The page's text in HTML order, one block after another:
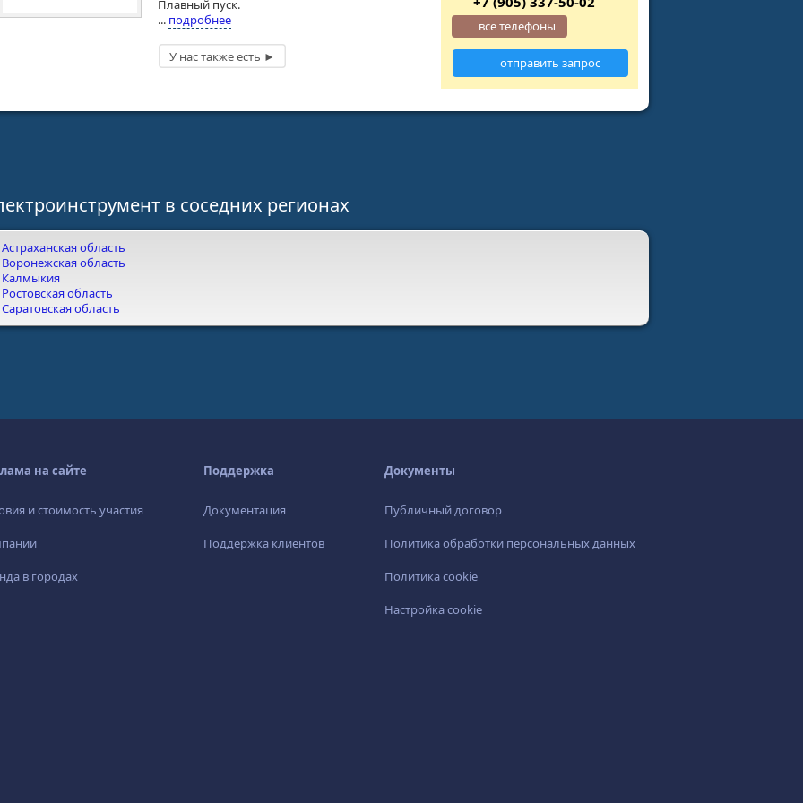
Плавный пуск.
... подробнее все телефоны
отправить запрос
в соседних регионах
Астраханская область
Воронежская область
Калмыкия
Ростовская область
Саратовская область
на сайте
и стоимость участия
в городах
Поддержка
Документация
Поддержка клиентов
Документы
Публичный договор
Политика обработки персональных данных
Политика cookie
Настройка cookie